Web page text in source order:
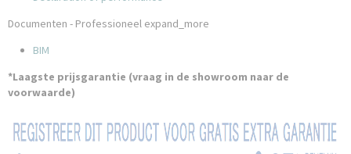
Documenten - Professioneel expand_more
BIM
*Laagste prijsgarantie (vraag in de showroom naar de
voorwaarde)